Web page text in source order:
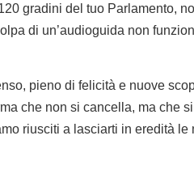
gradini del tuo Parlamento,
di un’audioguida non
pieno di felicità e nuove
che non si cancella, ma che
riusciti a lasciarti in eredità le